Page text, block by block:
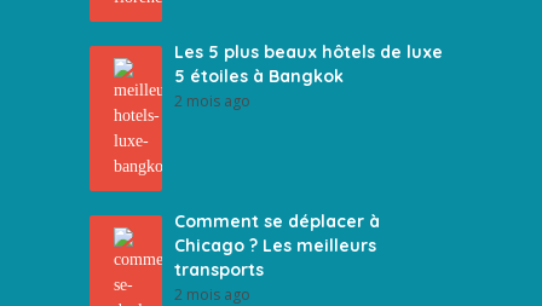
Les 5 plus beaux hôtels de luxe
5 étoiles à Bangkok
2 mois ago
Comment se déplacer à
Chicago ? Les meilleurs
transports
2 mois ago